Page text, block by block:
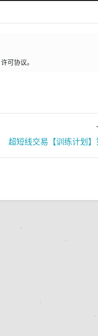
许可协议。
超短线交易【训练计划】